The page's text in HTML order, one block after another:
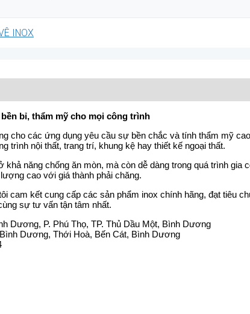
INOX
bỉ, thẩm mỹ cho mọi công trình
cho các ứng dụng yêu cầu sự bền chắc và tính thẩm mỹ
trình nội thất, trang trí, khung kệ hay thiết kế ngoại thất.
khả năng chống ăn mòn, mà còn dễ dàng trong quá trình
cao với giá thành phải chăng.
cam kết cung cấp các sản phẩm inox chính hãng, đạt tiêu
sự tư vấn tận tâm nhất.
Dương, P. Phú Thọ, TP. Thủ Dầu Một, Bình Dương
Dương, Thới Hoà, Bến Cát, Bình Dương